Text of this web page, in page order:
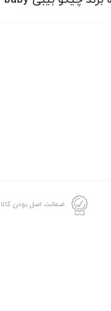
ضمانت اصل بودن کالا